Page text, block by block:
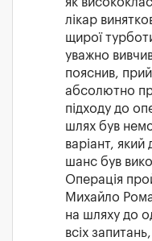
лікар
щирої
уважно
пояснив,
абсолютно
підходу до
шлях був
варіант,
шанс був
Операція
Михайло
на шляху до
всіх